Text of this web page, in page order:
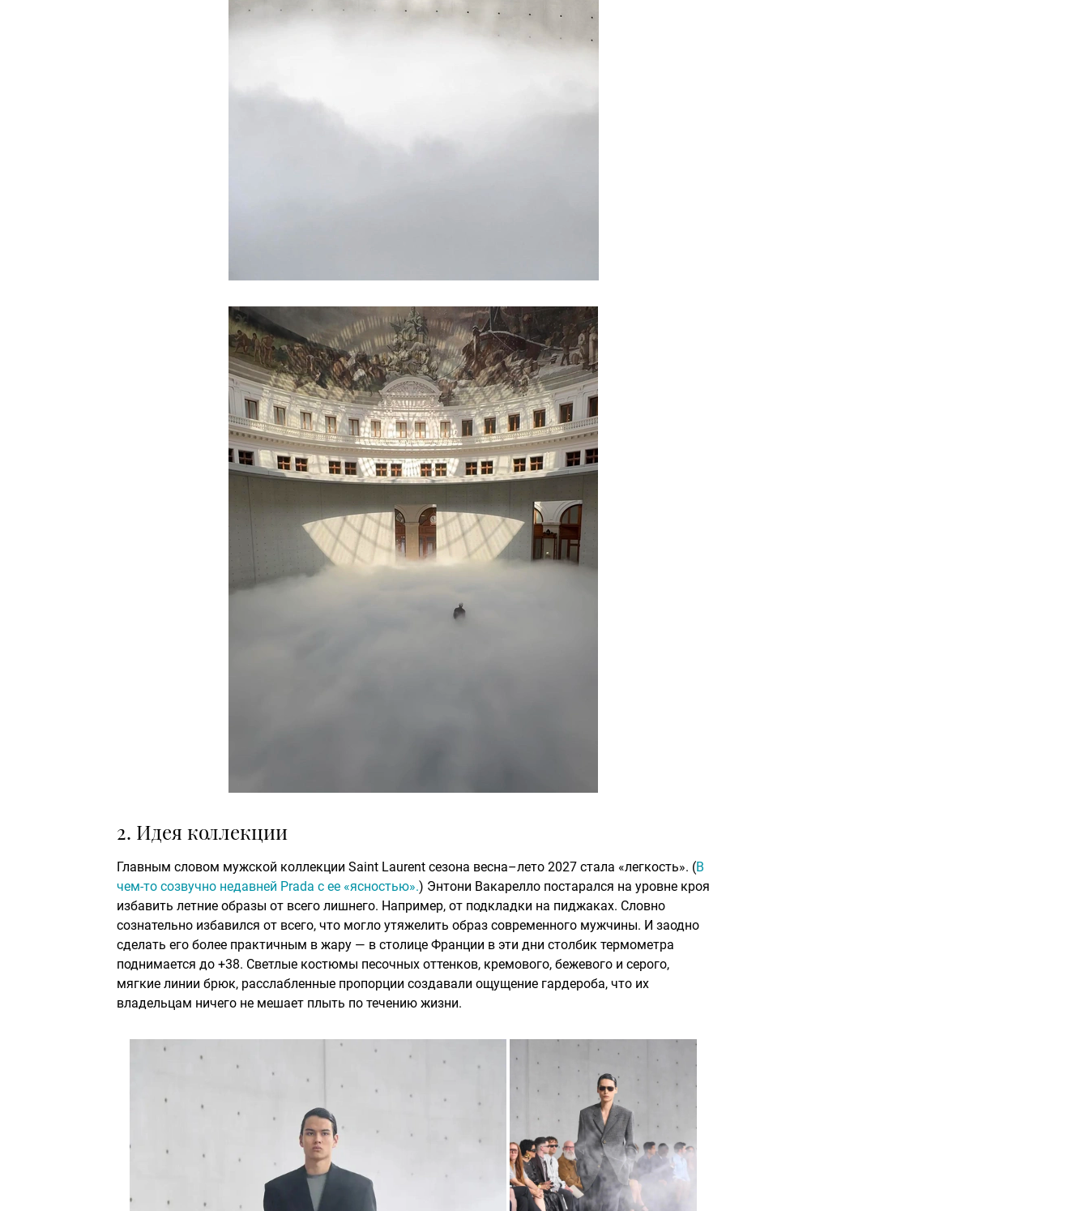
2. Идея коллекции
Главным словом мужской коллекции Saint Laurent сезона весна–лето 2027 стала «легкость». (В
чем-то созвучно недавней Prada с ее «ясностью».) Энтони Вакарелло постарался на уровне кроя
избавить летние образы от всего лишнего. Например, от подкладки на пиджаках. Словно
сознательно избавился от всего, что могло утяжелить образ современного мужчины. И заодно
сделать его более практичным в жару — в столице Франции в эти дни столбик термометра
поднимается до +38. Светлые костюмы песочных оттенков, кремового, бежевого и серого,
мягкие линии брюк, расслабленные пропорции создавали ощущение гардероба, что их
владельцам ничего не мешает плыть по течению жизни.